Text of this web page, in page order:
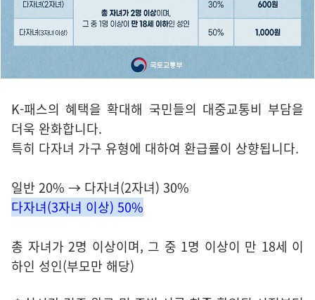
K-패스의 혜택을 확대해 국민들의 대중교통비 부담을
더욱 완화합니다.
특히 다자녀 가구 유형에 대하여 환급률이 상향됩니다.
일반 20% → 다자녀(2자녀) 30%
다자녀(3자녀 이상) 50%
총 자녀가 2명 이상이며, 그 중 1명 이상이 만 18세 이
하인 성인(부모만 해당)